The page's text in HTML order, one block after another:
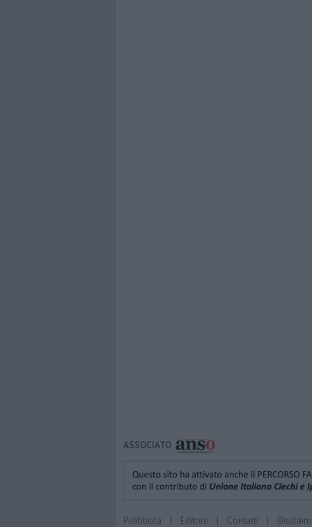
ASSOCIATO
Pubblicità | Editore | Contatti |